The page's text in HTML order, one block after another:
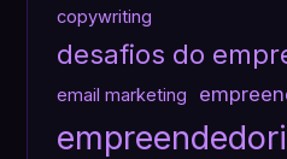
copywriting
desafios do
email marketing